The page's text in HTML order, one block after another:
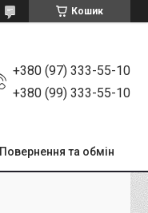
Кошик
+380 (97) 333-55-10
+380 (99) 333-55-10
Повернення та обмін